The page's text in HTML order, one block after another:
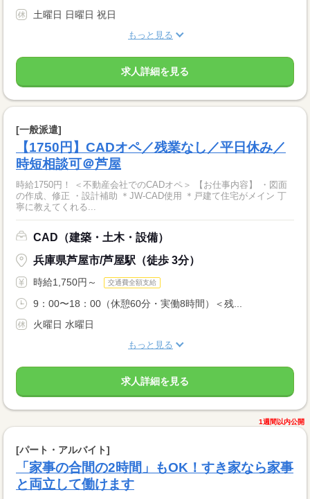
土曜日 日曜日 祝日
もっと見る
求人詳細を見る
[一般派遣]
【1750円】CADオペ／残業なし／平日休み／
時短相談可＠芦屋
時給1750円！ ＜不動産会社でのCADオペ＞ 【お仕事内容】 ・図面
の作成、修正 ・設計補助 ＊JW-CAD使用 ＊戸建て住宅がメイン 丁
寧に教えてくれる...
CAD（建築・土木・設備）
兵庫県芦屋市/芦屋駅（徒歩 3分）
時給1,750円～ 交通費全額支給
9：00〜18：00（休憩60分・実働8時間）＜残...
火曜日 水曜日
もっと見る
求人詳細を見る
1週間以内公開
[パート・アルバイト]
「家事の合間の2時間」もOK！すき家なら家事
と両立して働けます